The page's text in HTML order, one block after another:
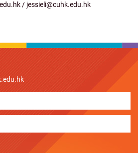
/ jessieli@cuhk.edu.hk